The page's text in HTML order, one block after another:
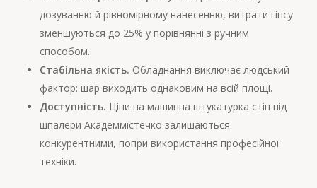
дозуванню й рівномірному нанесенню, витрати гіпсу
зменшуються до 25% у порівнянні з ручним
способом.
Стабільна якість. Обладнання виключає людський
фактор: шар виходить однаковим на всій площі.
Доступність. Ціни на машинна штукатурка стін під
шпалери Академмістечко залишаються
конкурентними, попри використання професійної
техніки.